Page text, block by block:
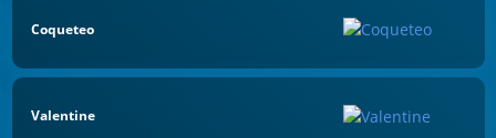
Coqueteo
Valentine